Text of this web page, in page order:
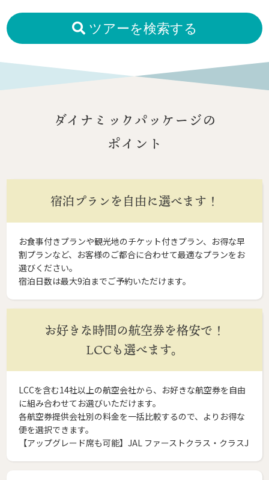
ツアーを検索する
ダイナミックパッケージの
ポイント
宿泊プランを自由に選べます！
お食事付きプランや観光地のチケット付きプラン、お得な早
割プランなど、お客様のご都合に合わせて最適なプランをお
選びください。
宿泊日数は最大9泊までご予約いただけます。
お好きな時間の航空券を格安で！
LCCも選べます。
LCCを含む14社以上の航空会社から、お好きな航空券を自由
に組み合わせてお選びいただけます。
各航空券提供会社別の料金を一括比較するので、よりお得な
便を選択できます。
【アップグレード席も可能】JAL ファーストクラス・クラスJ